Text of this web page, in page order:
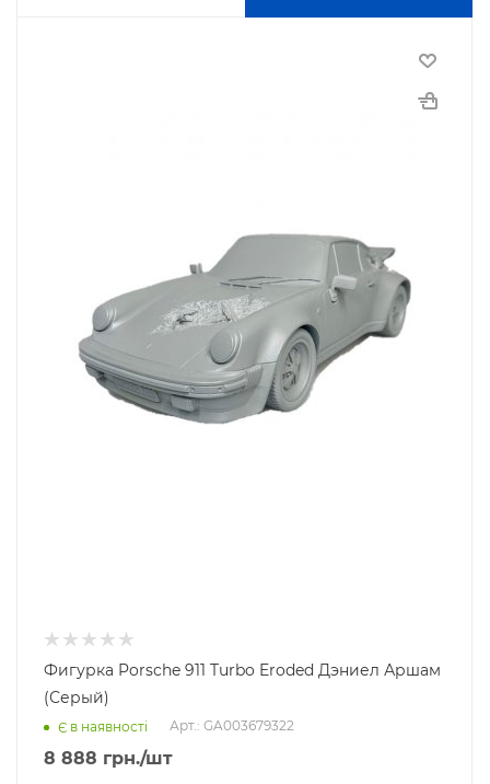
Фигурка Porsche 911 Turbo Eroded Дэниел Аршам
(Серый)
Є в наявності Арт.: GA003679322
8 888 грн./шт